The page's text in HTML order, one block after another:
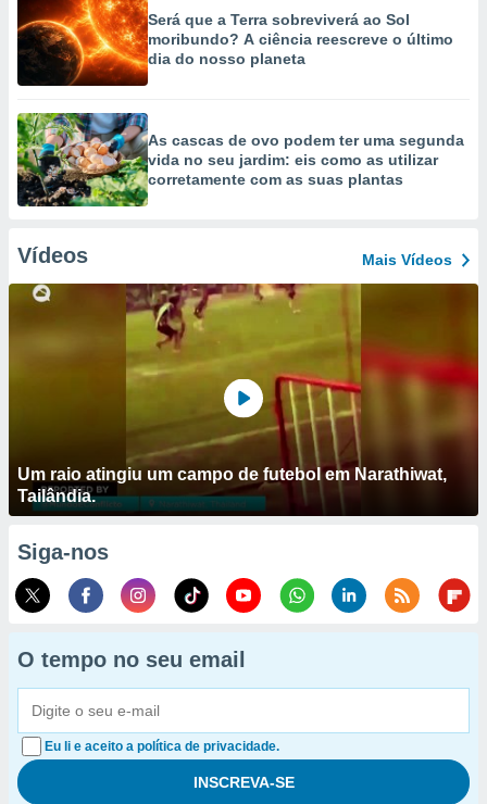
Será que a Terra sobreviverá ao Sol
moribundo? A ciência reescreve o último
dia do nosso planeta
As cascas de ovo podem ter uma segunda
vida no seu jardim: eis como as utilizar
corretamente com as suas plantas
Vídeos Mais Vídeos
Um raio atingiu um campo de futebol em Narathiwat,
Tailândia.
Siga-nos
O tempo no seu email
Eu li e aceito a política de privacidade.